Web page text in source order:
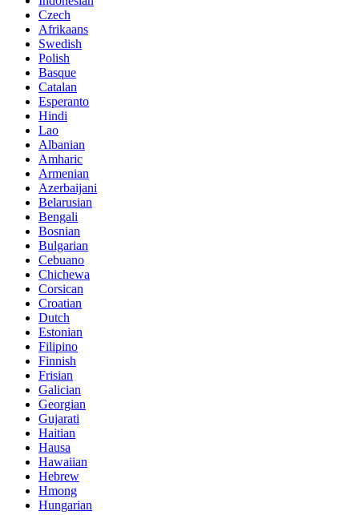
Czech
Afrikaans
Swedish
Polish
Basque
Catalan
Esperanto
Hindi
Lao
Albanian
Amharic
Armenian
Azerbaijani
Belarusian
Bengali
Bosnian
Bulgarian
Cebuano
Chichewa
Corsican
Croatian
Dutch
Estonian
Filipino
Finnish
Frisian
Galician
Georgian
Gujarati
Haitian
Hausa
Hawaiian
Hebrew
Hmong
Hungarian